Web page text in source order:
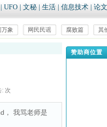
UFO 文秘 生活 信息技术 论文
万象 网民民谣 腐败篇 其
: 次
， 我骂老师是
赞助商位置